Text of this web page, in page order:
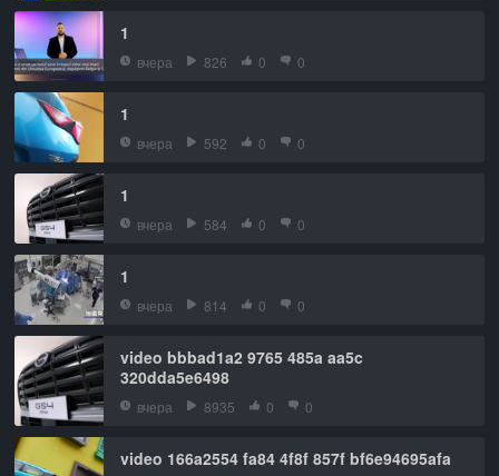
1
вчера 826 0 0
1
вчера 592 0 0
1
вчера 584 0 0
1
вчера 814 0 0
video bbbad1a2 9765 485a aa5c
320dda5e6498
вчера 8935 0 0
video 166a2554 fa84 4f8f 857f bf6e94695afa